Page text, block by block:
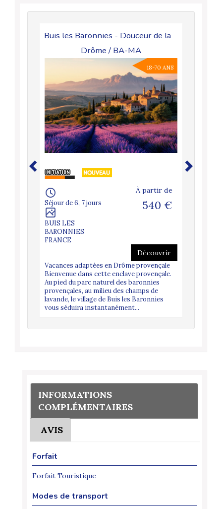
Buis les Baronnies - Douceur de la
Drôme / BA-MA
18-70 ANS
Séjour de 6, 7 jours
BUIS LES
BARONNIES
FRANCE
À partir de
540 €
Découvrir
Vacances adaptées en Drôme provençale
Bienvenue dans cette enclave provençale.
Au pied du parc naturel des baronnies
provençales, au milieu des champs de
lavande, le village de Buis les Baronnies
vous séduira instantanément...
INFORMATIONS
COMPLÉMENTAIRES
AVIS
Forfait
Forfait Touristique
Modes de transport